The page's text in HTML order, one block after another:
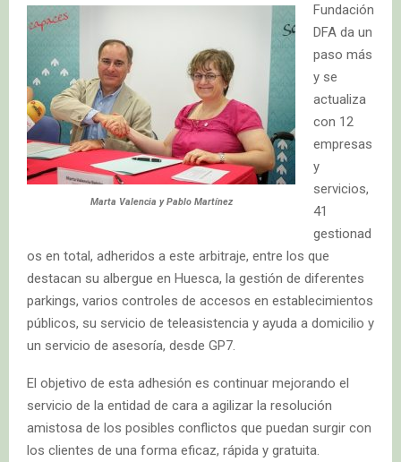
Marta Valencia y Pablo Martínez
Fundación
DFA da un
paso más
y se
actualiza
con 12
empresas
y
servicios,
41
gestionad
os en total, adheridos a este arbitraje, entre los que
destacan su albergue en Huesca, la gestión de diferentes
parkings, varios controles de accesos en establecimientos
públicos, su servicio de teleasistencia y ayuda a domicilio y
un servicio de asesoría, desde GP7.
El objetivo de esta adhesión es continuar mejorando el
servicio de la entidad de cara a agilizar la resolución
amistosa de los posibles conflictos que puedan surgir con
los clientes de una forma eficaz, rápida y gratuita.